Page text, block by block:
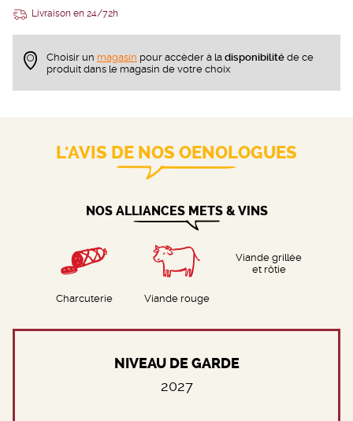
Livraison en 24/72h
Choisir un magasin pour accèder à la disponibilité de ce
produit dans le magasin de votre choix
L'AVIS DE NOS OENOLOGUES
NOS ALLIANCES METS & VINS
Charcuterie Viande rouge
Viande grillée
et rôtie
NIVEAU DE GARDE
2027